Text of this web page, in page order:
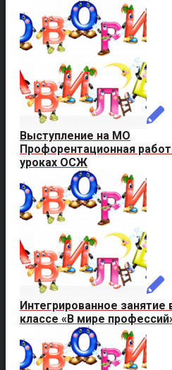
Выступление на МО
Профорентационная
уроках ОСЖ
Интегрированное занятие
классе «В мире